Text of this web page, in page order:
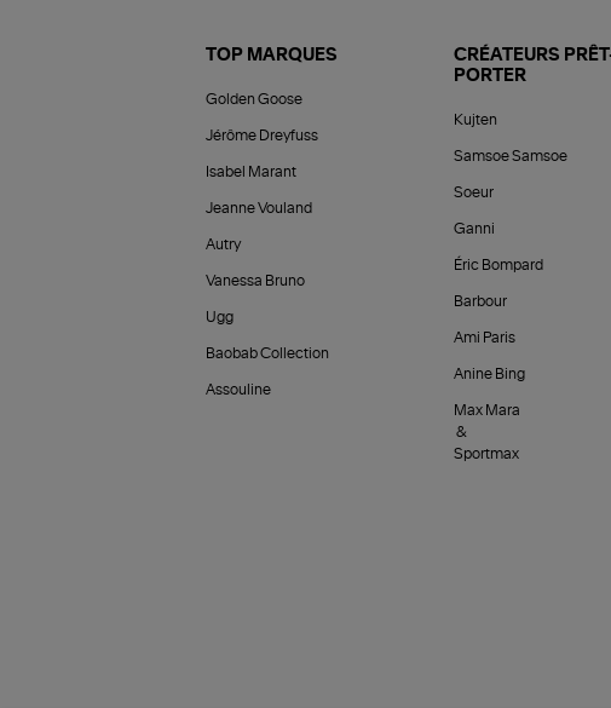
TOP MARQUES
Golden Goose
Jérôme Dreyfuss
Isabel Marant
Jeanne Vouland
Autry
Vanessa Bruno
Ugg
Baobab Collection
Assouline
CRÉATEURS
PORTER
Kujten
Samsoe Samsoe
Soeur
Ganni
Éric Bompard
Barbour
Ami Paris
Anine Bing
Max Mara
&
Sportmax